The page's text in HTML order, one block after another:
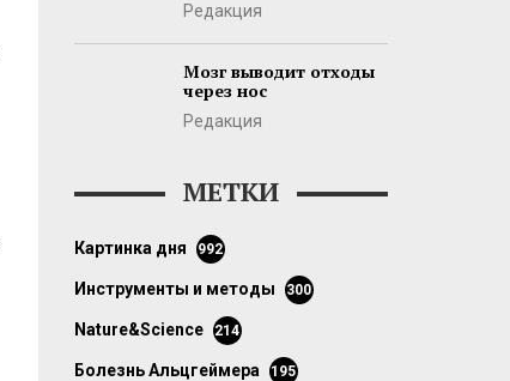
Редакция
Мозг выводит отходы
через нос
Редакция
МЕТКИ
картинка дня 992
инструменты и методы 300
Nature&Science 214
болезнь Альцгеймера 195